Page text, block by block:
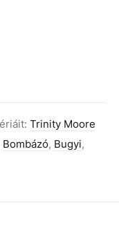
Trinity Moore
Bombázó, Bugyi,